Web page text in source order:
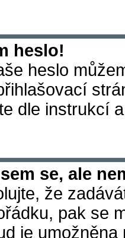
heslo!
heslo
dle instrukcí
se, ale
že
pak se
je umožněna